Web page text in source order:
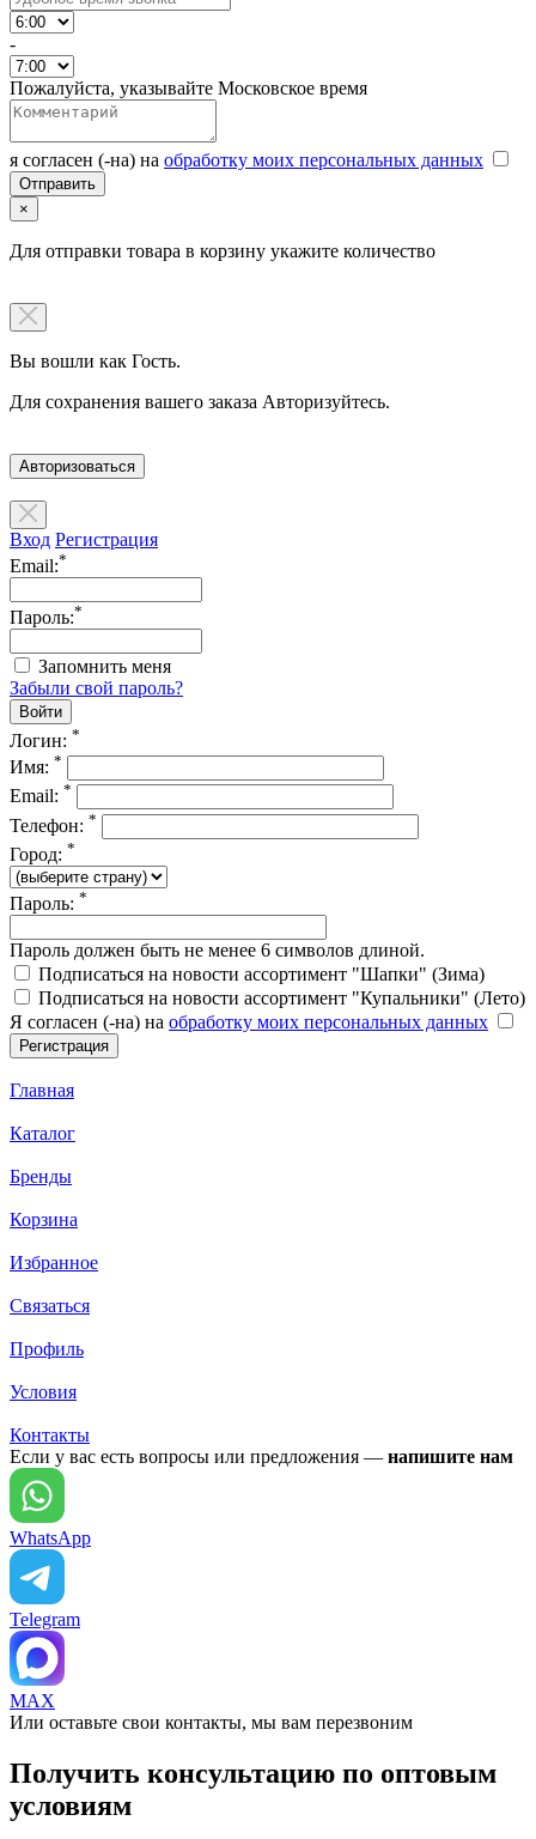
-
Пожалуйста, указывайте Московское время
я согласен (-на) на обработку моих персональных данных
×
Для отправки товара в корзину укажите количество
Вы вошли как Гость.
Для сохранения вашего заказа Авторизуйтесь.
Авторизоваться
Вход Регистрация
Email:*
Пароль:*
Запомнить меня
Забыли свой пароль?
Логин: *
Имя: *
Email: *
Телефон: *
Город: *
Пароль: *
Пароль должен быть не менее 6 символов длиной.
Подписаться на новости ассортимент "Шапки" (Зима)
Подписаться на новости ассортимент "Купальники" (Лето)
Я согласен (-на) на обработку моих персональных данных
Главная
Каталог
Бренды
Корзина
Избранное
Связаться
Профиль
Условия
Контакты
Если у вас есть вопросы или предложения — напишите нам
WhatsApp
Telegram
MAX
Или оставьте свои контакты, мы вам перезвоним
Получить консультацию по оптовым
условиям